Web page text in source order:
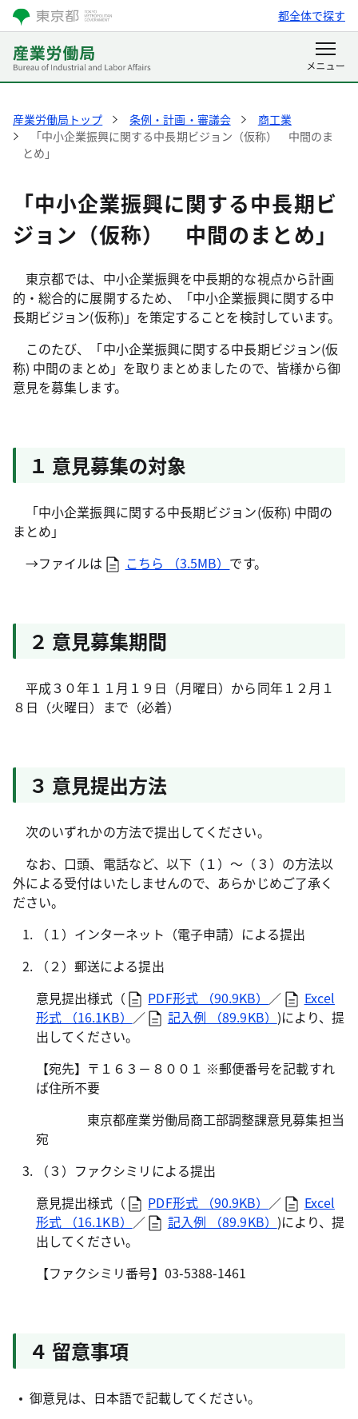
都全体で探す
産業労働局トップ 条例・計画・審議会
商工業
「中小企業振興に関する中長期ビジョン（仮称） 中間のま
とめ」
「中小企業振興に関する中長期ビ
ジョン（仮称） 中間のまとめ」
東京都では、中小企業振興を中長期的な視点から計画
的・総合的に展開するため、「中小企業振興に関する中
長期ビジョン(仮称)」を策定することを検討しています。
このたび、「中小企業振興に関する中長期ビジョン(仮
称) 中間のまとめ」を取りまとめましたので、皆様から御
意見を募集します。
１ 意見募集の対象
「中小企業振興に関する中長期ビジョン(仮称) 中間の
まとめ」
→ファイルは
こちら （3.5MB） です。
２ 意見募集期間
平成３０年１１月１９日（月曜日）から同年１２月１
８日（火曜日）まで（必着）
３ 意見提出方法
次のいずれかの方法で提出してください。
なお、口頭、電話など、以下（１）～（３）の方法以
外による受付はいたしませんので、あらかじめご了承く
ださい。
（１）インターネット（電子申請）による提出
（２）郵送による提出
意見提出様式（
PDF形式 （90.9KB） ／
Excel
形式 （16.1KB） ／ 記入例 （89.9KB） )により、提
出してください。
【宛先】〒１６３－８００１ ※郵便番号を記載すれ
ば住所不要
東京都産業労働局商工部調整課意見募集担当
宛
（３）ファクシミリによる提出
意見提出様式（
PDF形式 （90.9KB） ／
Excel
形式 （16.1KB） ／ 記入例 （89.9KB） )により、提
出してください。
【ファクシミリ番号】03-5388-1461
４ 留意事項
御意見は、日本語で記載してください。